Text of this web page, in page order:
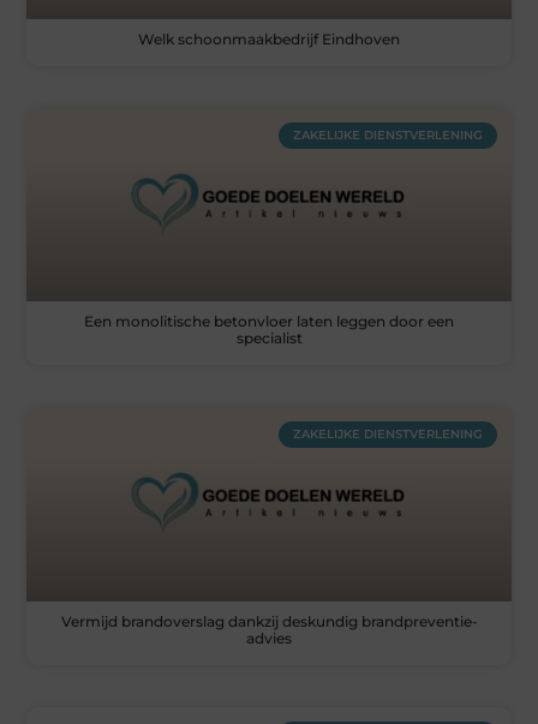
Welk schoonmaakbedrijf Eindhoven
ZAKELIJKE DIENSTVERLENING
Een monolitische betonvloer laten leggen door een
specialist
ZAKELIJKE DIENSTVERLENING
Vermijd brandoverslag dankzij deskundig brandpreventie-
advies